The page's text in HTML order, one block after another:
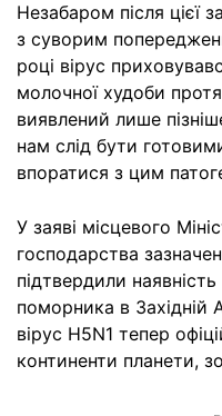
Незабаром після цієї
з суворим
році вірус
молочної худоби
виявлений лише
нам слід бути
впоратися з цим
У заяві місцевого
господарства
підтвердили
поморника в Західній
вірус H5N1 тепер
континенти планети,